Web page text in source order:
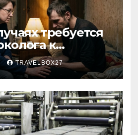
требуется
к
TRAVELBOX27_